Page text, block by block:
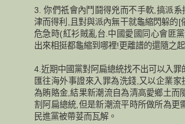
3. 你們祇會內鬥鬪得兇而不手軟,搞派系
津而得利,且對與派內無干就龜縮閃躲的[
危急時(紅衫賊亂台.中國愛國同心會匪
出來相挺都龜縮到哪裡!更離譜的還隨之起
4.近期中國黨對阿扁總統找不出可以入罪
匯往海外事證來入罪為洗錢,又以企業家
為賄賂金,結果新潮流自為清高愛鄉土而
割阿扁總統,但是新潮流平時所做所為更
民進黨被帶荽而瓦解。